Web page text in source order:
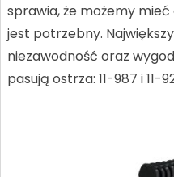
sprawia, że możemy
jest potrzebny.
niezawodność oraz
pasują ostrza: 11-987 i 11-